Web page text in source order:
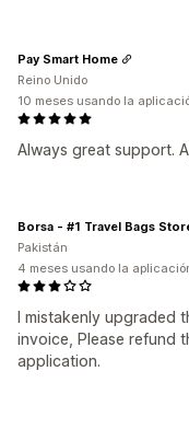
Always great support.
Pay Smart Home
Reino Unido
10 meses usando la
I mistakenly upgraded
invoice, Please refund
application.
Borsa - #1 Travel Bags
Pakistán
4 meses usando la